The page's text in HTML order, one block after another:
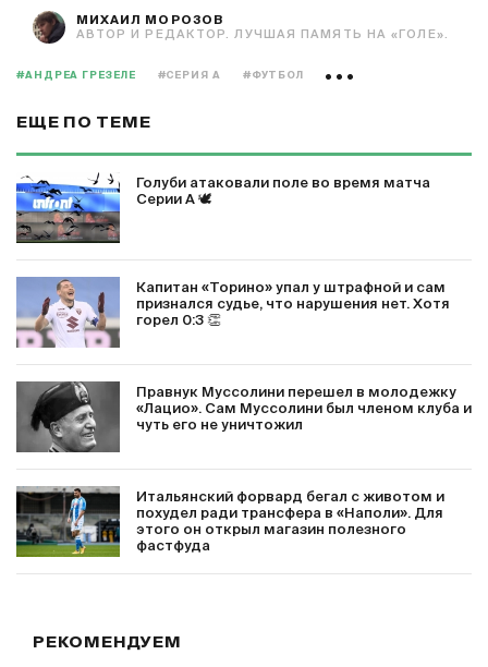
МИХАИЛ МОРОЗОВ
АВТОР И РЕДАКТОР. ЛУЧШАЯ ПАМЯТЬ НА «ГОЛЕ».
#АНДРЕА ГРЕЗЕЛЕ #СЕРИЯ А #ФУТБОЛ
ЕЩЕ ПО ТЕМЕ
Голуби атаковали поле во время матча
Серии А 🕊
Капитан «Торино» упал у штрафной и сам
признался судье, что нарушения нет. Хотя
горел 0:3 👏
Правнук Муссолини перешел в молодежку
«Лацио». Сам Муссолини был членом клуба и
чуть его не уничтожил
Итальянский форвард бегал с животом и
похудел ради трансфера в «Наполи». Для
этого он открыл магазин полезного
фастфуда
РЕКОМЕНДУЕМ